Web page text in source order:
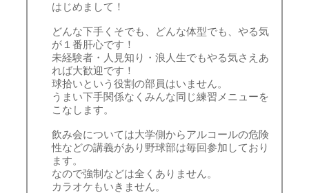
はじめまして！
どんな下手くそでも、どんな体型でも、やる気
が１番肝心です！
未経験者・人見知り・浪人生でもやる気さえあ
れば大歓迎です！
球拾いという役割の部員はいません。
うまい下手関係なくみんな同じ練習メニューを
こなします。
飲み会については大学側からアルコールの危険
性などの講義があり野球部は毎回参加しており
ます。
なので強制などは全くありません。
カラオケもいきません。